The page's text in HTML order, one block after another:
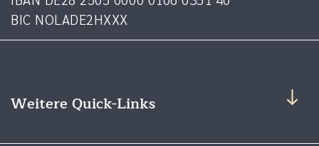
BIC NOLADE2HXXX
Weitere Quick-Links